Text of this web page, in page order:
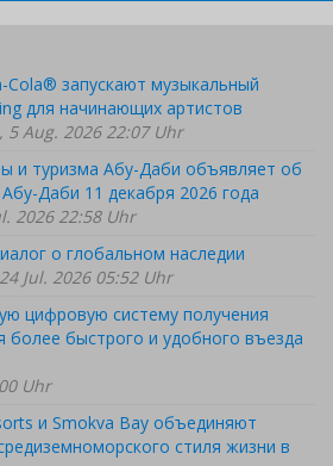
Cola® запускают музыкальный
для начинающих артистов
Aug. 2026 22:07 Uhr
и туризма Абу-Даби объявляет об
Даби 11 декабря 2026 года
2026 22:58 Uhr
о глобальном наследии
Jul. 2026 05:52 Uhr
цифровую систему получения
более быстрого и удобного въезда
Uhr
и Smokva Bay объединяют
стиля жизни в